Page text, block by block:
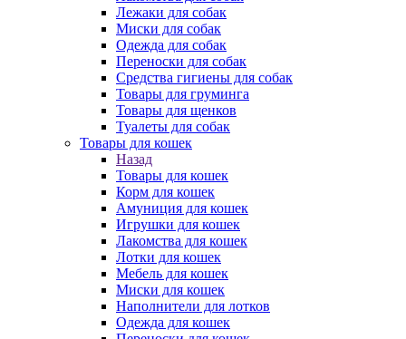
Лежаки для собак
Миски для собак
Одежда для собак
Переноски для собак
Средства гигиены для собак
Товары для груминга
Товары для щенков
Туалеты для собак
Товары для кошек
Назад
Товары для кошек
Корм для кошек
Амуниция для кошек
Игрушки для кошек
Лакомства для кошек
Лотки для кошек
Мебель для кошек
Миски для кошек
Наполнители для лотков
Одежда для кошек